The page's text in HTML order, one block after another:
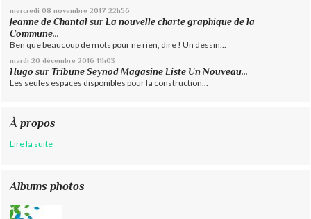
mercredi 08 novembre 2017 22h56
Jeanne de Chantal sur La nouvelle charte graphique de la
Commune...
Ben que beaucoup de mots pour ne rien, dire ! Un dessin...
mardi 20 décembre 2016 11h03
Hugo surTribune Seynod Magasine Liste Un Nouveau...
Les seules espaces disponibles pour la construction...
À propos
Lire la suite
Albums photos